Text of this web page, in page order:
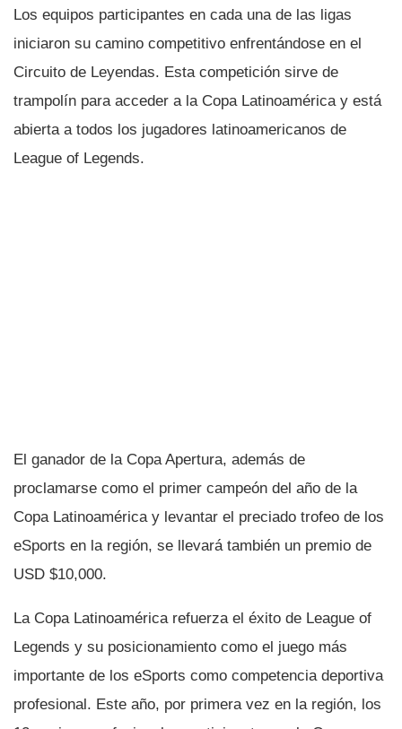
Los equipos participantes en cada una de las ligas
iniciaron su camino competitivo enfrentándose en el
Circuito de Leyendas. Esta competición sirve de
trampolí­n para acceder a la Copa Latinoamérica y está
abierta a todos los jugadores latinoamericanos de
League of Legends.
El ganador de la Copa Apertura, además de
proclamarse como el primer campeón del año de la
Copa Latinoamérica y levantar el preciado trofeo de los
eSports en la región, se llevará también un premio de
USD $10,000.
La Copa Latinoamérica refuerza el éxito de League of
Legends y su posicionamiento como el juego más
importante de los eSports como competencia deportiva
profesional. Este año, por primera vez en la región, los